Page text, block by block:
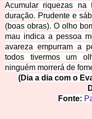
Acumular riquezas na
duração. Prudente e
(boas obras). O olho
mau indica a pessoa
avareza empurram a
todos tivermos um
ninguém morrerá de
(Dia a dia com o
Fonte: